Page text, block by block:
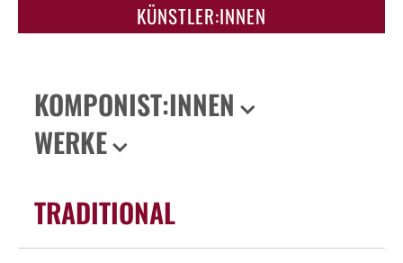
KÜNSTLER:INNEN
KOMPONIST:INNEN
WERKE
TRADITIONAL